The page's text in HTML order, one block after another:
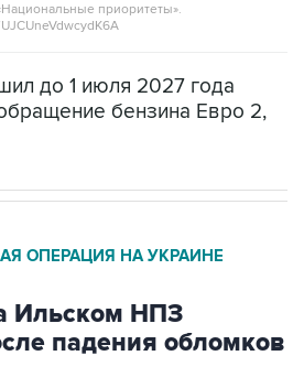
приоритеты».
до 1 июля 2027 года
бензина Евро 2,
ОПЕРАЦИЯ НА УКРАИНЕ
Ильском НПЗ
падения обломков